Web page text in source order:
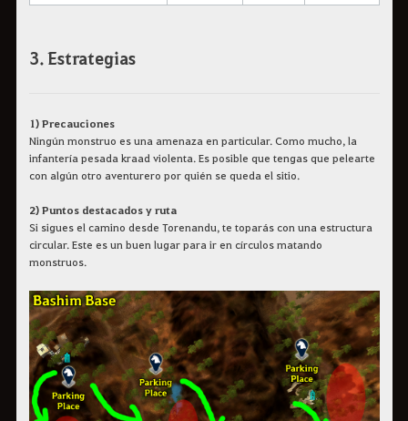
3. Estrategias
1) Precauciones
Ningún monstruo es una amenaza en particular. Como mucho, la
infantería pesada kraad violenta. Es posible que tengas que pelearte
con algún otro aventurero por quién se queda el sitio.
2) Puntos destacados y ruta
Si sigues el camino desde Torenandu, te toparás con una estructura
circular. Este es un buen lugar para ir en círculos matando
monstruos.